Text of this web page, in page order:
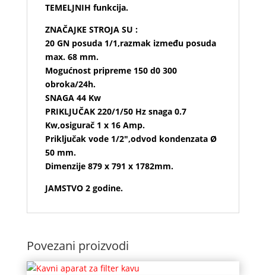
TEMELJNIH funkcija.
ZNAČAJKE STROJA SU :
20 GN posuda 1/1,razmak između posuda
max. 68 mm.
Mogućnost pripreme 150 d0 300
obroka/24h.
SNAGA 44 Kw
PRIKLJUČAK 220/1/50 Hz snaga 0.7
Kw,osigurač 1 x 16 Amp.
Priključak vode 1/2″,odvod kondenzata Ø
50 mm.
Dimenzije 879 x 791 x 1782mm.
JAMSTVO 2 godine.
Povezani proizvodi